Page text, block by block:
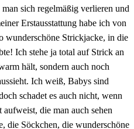
sich regelmäßig verlieren und
Erstausstattung habe ich von
wunderschöne Strickjacke, in die
Ich stehe ja total auf Strick an
hält, sondern auch noch
Ich weiß, Babys sind
schadet es auch nicht, wenn
die man auch sehen
die Söckchen, die wunderschöne